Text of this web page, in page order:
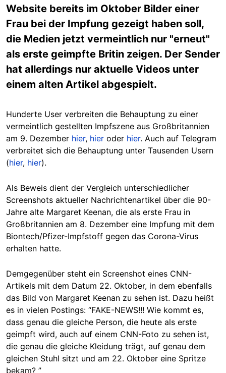
Website bereits im Oktober Bilder einer
Frau bei der Impfung gezeigt haben soll,
die Medien jetzt vermeintlich nur "erneut"
als erste geimpfte Britin zeigen. Der Sender
hat allerdings nur aktuelle Videos unter
einem alten Artikel abgespielt.
Hunderte User verbreiten die Behauptung zu einer
vermeintlich gestellten Impfszene aus Großbritannien
am 9. Dezember hier, hier oder hier. Auch auf Telegram
verbreitet sich die Behauptung unter Tausenden Usern
(hier, hier).
Als Beweis dient der Vergleich unterschiedlicher
Screenshots aktueller Nachrichtenartikel über die 90-
Jahre alte Margaret Keenan, die als erste Frau in
Großbritannien am 8. Dezember eine Impfung mit dem
Biontech/Pfizer-Impfstoff gegen das Corona-Virus
erhalten hatte.
Demgegenüber steht ein Screenshot eines CNN-
Artikels mit dem Datum 22. Oktober, in dem ebenfalls
das Bild von Margaret Keenan zu sehen ist. Dazu heißt
es in vielen Postings: “FAKE-NEWS!!! Wie kommt es,
dass genau die gleiche Person, die heute als erste
geimpft wird, auch auf einem CNN-Foto zu sehen ist,
die genau die gleiche Kleidung trägt, auf genau dem
gleichen Stuhl sitzt und am 22. Oktober eine Spritze
bekam? ”